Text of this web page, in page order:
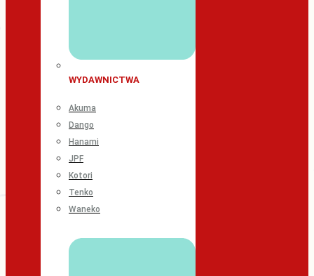
WYDAWNICTWA
Akuma
Dango
Hanami
JPF
Kotori
Tenko
Waneko